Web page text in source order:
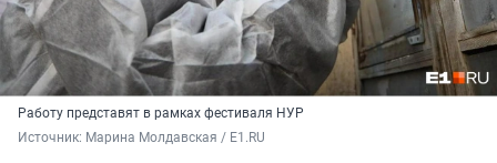
Работу представят в рамках фестиваля НУР
Источник: Марина Молдавская / E1.RU